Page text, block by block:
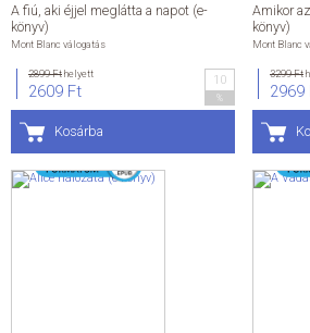
A fiú, aki éjjel meglátta a napot (e-
könyv)
Mont Blanc válogatás
2899 Fthelyett
2609 Ft
10
Kosárba
Amikor
könyv)
Mont Blanc
3299 Ft
2969